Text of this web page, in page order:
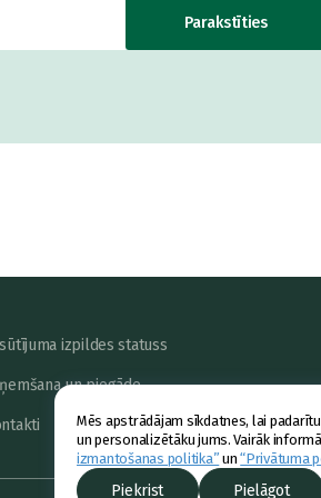
Mēs apstrādājam sīkdatnes, lai
un personalizētāku jums. Vairāk
izmantošanas politika” un“Privātuma
Piekrist Pielāgot
Parakstīties
izpildes statuss
un piegāde